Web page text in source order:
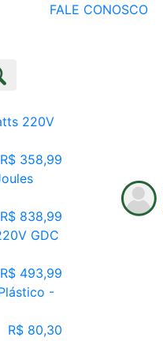
FALE CONOSCO
220V
R$ 358,99
R$ 838,99
GDC
R$ 493,99
-
R$ 80,30